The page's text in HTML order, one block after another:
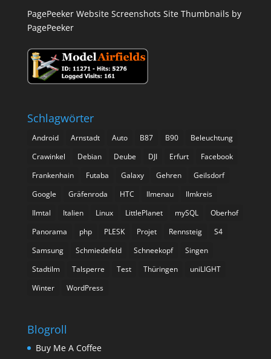
PagePeeker Website Screenshots Site Thumbnails by
PagePeeker
Schlagwörter
Android Arnstadt Auto B87 B90
Beleuchtung
Crawinkel
Debian Deube DJI Erfurt
Facebook
Frankenhain
Futaba Galaxy Gehren
Geilsdorf
Google
Gräfenroda HTC Ilmenau
Ilmkreis
Ilmtal
Italien Linux LittlePlanet mySQL
Oberhof
Panorama
php PLESK Projet Rennsteig
S4
Samsung
Schmiedefeld Schneekopf
Singen
Stadtilm
Talsperre Test Thüringen
uniLIGHT
Winter
WordPress
Blogroll
Buy Me A Coffee